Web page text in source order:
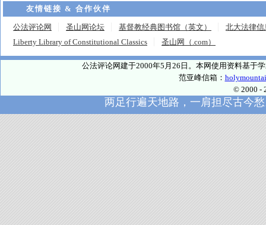
友情链接 & 合作伙伴
公法评论网 圣山网论坛 基督教经典图书馆（英文）
北大法律信
Liberty Library of Constitutional Classics
圣山网（.com）
公法评论网建于2000年5月26日。本网使用资料基于
范亚峰信箱：
© 2000 -
两足行遍天地路，一肩担尽古今